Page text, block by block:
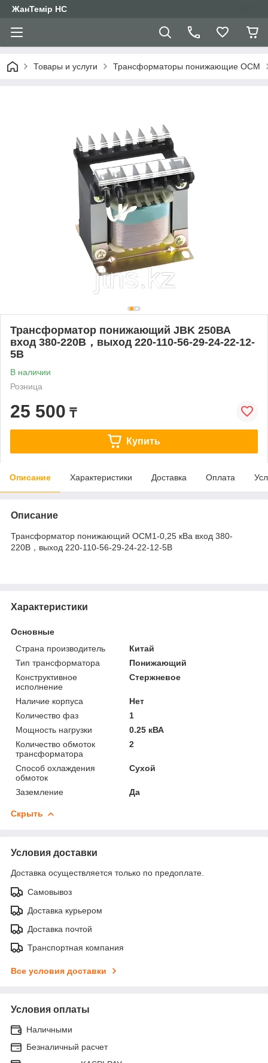
ЖанТемір НС
Товары и услуги Трансформаторы понижающие ОСМ
Трансформатор понижающий JBK 250ВА
вход 380-220В，выход 220-110-56-29-24-22-12-
5В
В наличии
Розница
25 500 ₸
Купить
Описание Характеристики Доставка Оплата
Описание
Трансформатор понижающий ОСМ1-0,25 кВа вход 380-
220В，выход 220-110-56-29-24-22-12-5В
Характеристики
Основные
Страна производитель
Китай
Тип трансформатора
Понижающий
Конструктивное
исполнение
Стержневое
Наличие корпуса
Нет
Количество фаз
1
Мощность нагрузки
0.25 кВА
Количество обмоток
трансформатора
2
Способ охлаждения
обмоток
Сухой
Заземление Да
Скрыть
Условия доставки
Доставка осуществляется только по предоплате.
Самовывоз
Доставка курьером
Доставка почтой
Транспортная компания
Все условия доставки
Условия оплаты
Наличными
Безналичный расчет